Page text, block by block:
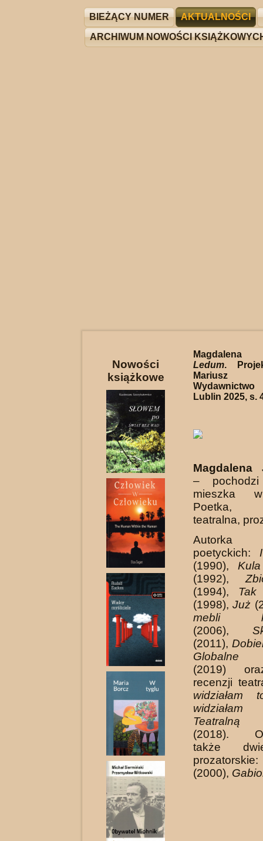
BIEŻĄCY NUMER AKTUALNOŚCI
ARCHIWUM NOWOŚCI
Nowości
książkowe
Magdalena
Ledum.
Mariusz
Lublin 2025, s.
Magdalena
–
mieszka
Poetka,
teatralna,
poetyckich:
(1990),
(1992),
(1994), Tak
(1998),Już
mebli
(2006),
(2011),
Globalne
(2019)
recenzji
widziałam
Teatralną
(2018).
także
(2000),